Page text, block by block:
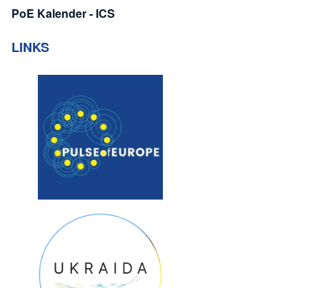
PoE Kalender - ICS
LINKS